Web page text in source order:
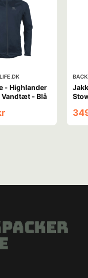
- Highlander
Vandtæt - Blå